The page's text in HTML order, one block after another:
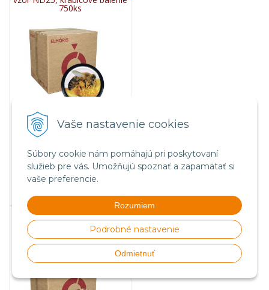
Vaše nastavenie cookies
Súbory cookie nám pomáhajú pri poskytovaní
služieb pre vás. Umožňujú spoznať a zapamätať si
vaše preferencie.
Rozumiem
Podrobné nastavenie
Odmietnuť
750ks
82,50
Na sklade
Viečko plechové TWIST 82 -
vzor C, krabicové balenie -